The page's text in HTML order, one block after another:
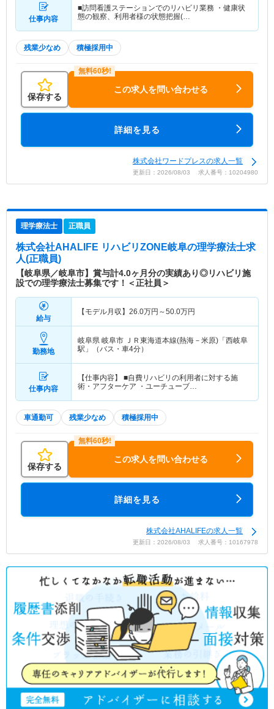
仕事内容
■訪問看護ステーションでのリハビリ業務 ・健康状
態の観察、利用者様の状態把握(…
残業少なめ 積極採用中
保存する
この求人を問い合わせる
詳細を見る
株式会社ワードプレスの求人一覧
更新日：2026/08/03 求人番号：10204980
理学療法士 正職員
株式会社AHALIFE リハビリZONE岐阜の理学療法士求
人(正職員)
【岐阜県／岐阜市】賞与計4.0ヶ月分の実績あり◎リハビリ施
設での理学療法士募集です！＜正社員＞
給与
【モデル月収】 26.0万円～50.0万円
勤務地
岐阜県 岐阜市
ＪＲ東海道本線(熱海－米原)「西岐阜
駅」（バス・車4分）
仕事内容
【仕事内容】 ■自費リハビリの利用者に対する施
術・アフターケア ・ユーチューブ…
車通勤可 残業少なめ 積極採用中
保存する
この求人を問い合わせる
詳細を見る
株式会社AHALIFEの求人一覧
更新日：2026/08/03 求人番号：10167978